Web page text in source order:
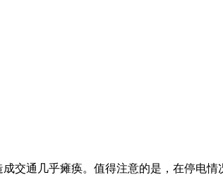
交通几乎瘫痪。值得注意的是，在停电